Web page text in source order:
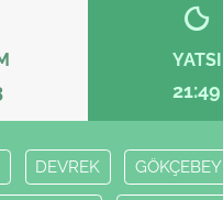
YATSI
21:49
DEVREK GÖKÇEBEY